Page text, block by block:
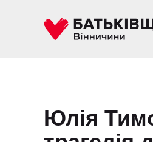
Юлія